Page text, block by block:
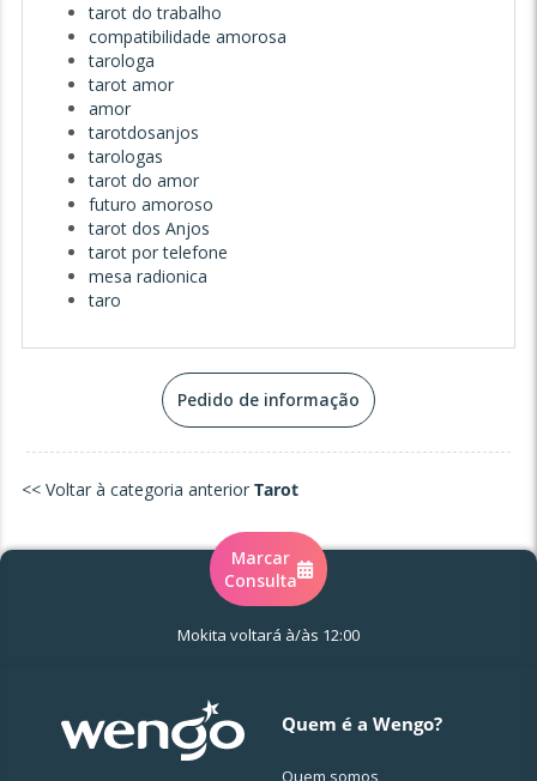
tarot do trabalho
compatibilidade amorosa
tarologa
tarot amor
amor
tarotdosanjos
tarologas
tarot do amor
futuro amoroso
tarot dos Anjos
tarot por telefone
mesa radionica
taro
Pedido de informação
<< Voltar à categoria anterior Tarot
Marcar
Consulta
Mokita voltará à/às 12:00
Quem é a Wengo?
Quem somos